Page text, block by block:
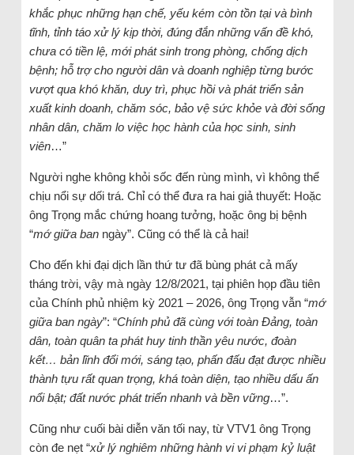
khắc phục những hạn chế, yếu kém còn tồn tại và bình
tĩnh, tỉnh táo xử lý kịp thời, đúng đắn những vấn đề khó,
chưa có tiền lệ, mới phát sinh trong phòng, chống dịch
bệnh; hỗ trợ cho người dân và doanh nghiệp từng bước
vượt qua khó khăn, duy trì, phục hồi và phát triển sản
xuất kinh doanh, chăm sóc, bảo vệ sức khỏe và đời sống
nhân dân, chăm lo việc học hành của học sinh, sinh
viên…”
Người nghe không khỏi sốc đến rùng mình, vì không thể
chịu nổi sự dối trá. Chỉ có thể đưa ra hai giả thuyết: Hoặc
ông Trọng mắc chứng hoang tưởng, hoặc ông bị bệnh
“mớ giữa banngày”. Cũng có thể là cả hai!
Cho đến khi đại dịch lần thứ tư đã bùng phát cả mấy
tháng trời, vậy mà ngày 12/8/2021, tại phiên họp đầu tiên
của Chính phủ nhiệm kỳ 2021 – 2026, ông Trọng vẫn “mớ
giữa ban ngày”: “Chính phủ đã cùng với toàn Đảng, toàn
dân, toàn quân ta phát huy tinh thần yêu nước, đoàn
kết… bản lĩnh đổi mới, sáng tạo, phấn đấu đạt được nhiều
thành tựu rất quan trọng, khá toàn diện, tạo nhiều dấu ấn
nổi bật; đất nước phát triển nhanh và bền vững…”.
Cũng như cuối bài diễn văn tối nay, từ VTV1 ông Trọng
còn đe nẹt “xử lý nghiêm những hành vi vi phạm kỷ luật